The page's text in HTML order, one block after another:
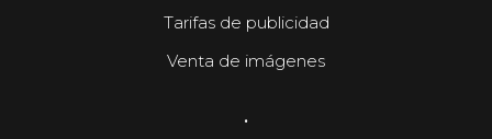
Tarifas de publicidad
Venta de imágenes
.